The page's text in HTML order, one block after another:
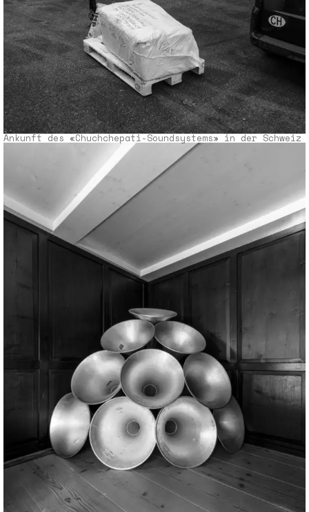
Ankunft des «Chuchchepati-Soundsystems» in der Schweiz